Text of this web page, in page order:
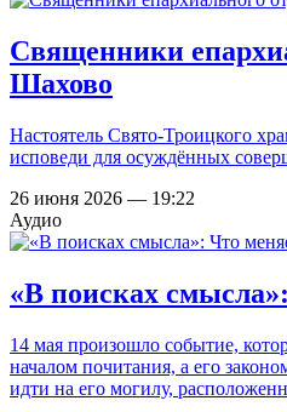
Священники
Шахово
Настоятель Свято-Троицкого
исповеди для осуждённых
26 июня 2026 — 19:22
Аудио
«В поисках
14 мая произошло событие,
началом почитания, а его
идти на его могилу,